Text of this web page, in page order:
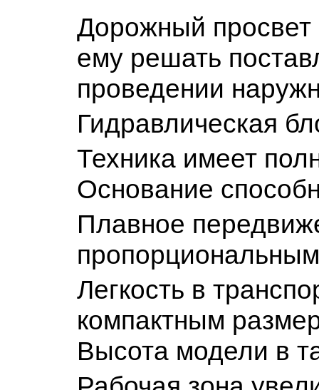
Дорожный просвет
ему решать
проведении
Гидравлическая
Техника имеет
Основание
Плавное
Легкость в
компактным
Высота модели в